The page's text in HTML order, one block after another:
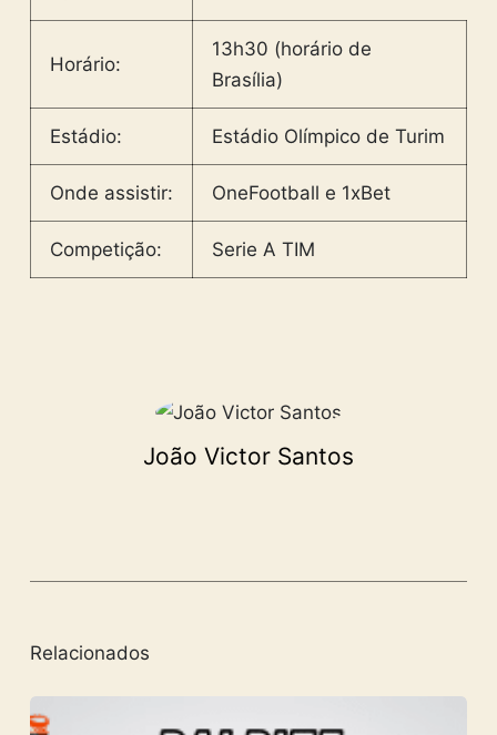
Horário:
13h30 (horário de
Brasília)
Estádio: Estádio Olímpico de Turim
Onde assistir: OneFootball e 1xBet
Competição: Serie A TIM
João Victor Santos
Relacionados